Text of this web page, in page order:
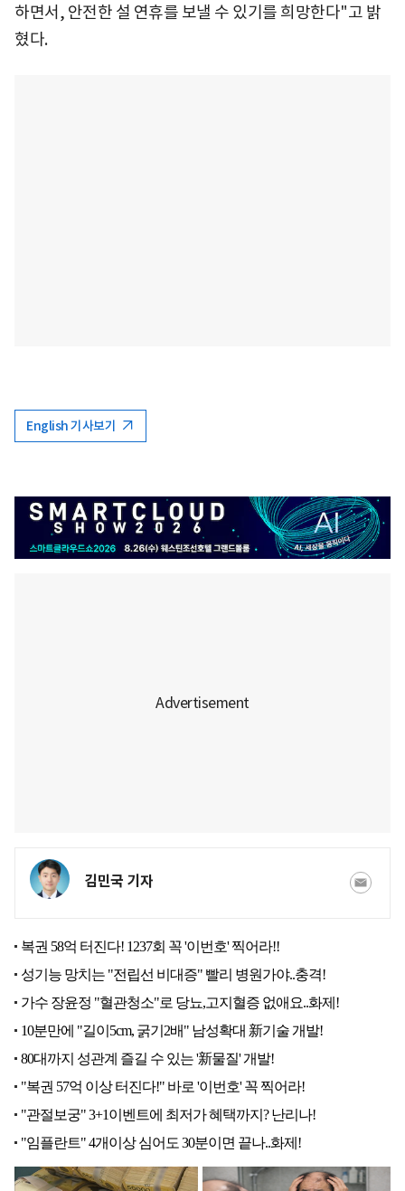
하면서, 안전한 설 연휴를 보낼 수 있기를 희망한다"고 밝
혔다.
English 기사보기
김민국 기자